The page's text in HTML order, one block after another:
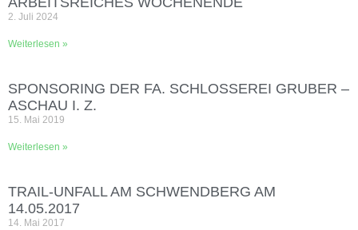
2. Juli 2024
Weiterlesen »
SPONSORING DER FA. SCHLOSSEREI GRUBER –
ASCHAU I. Z.
15. Mai 2019
Weiterlesen »
TRAIL-UNFALL AM SCHWENDBERG AM
14.05.2017
14. Mai 2017